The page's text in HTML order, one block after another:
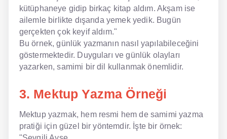
kütüphaneye gidip birkaç kitap aldım. Akşam ise
ailemle birlikte dışarıda yemek yedik. Bugün
gerçekten çok keyif aldım."
Bu örnek, günlük yazmanın nasıl yapılabileceğini
göstermektedir. Duyguları ve günlük olayları
yazarken, samimi bir dil kullanmak önemlidir.
3. Mektup Yazma Örneği
Mektup yazmak, hem resmi hem de samimi yazma
pratiği için güzel bir yöntemdir. İşte bir örnek: